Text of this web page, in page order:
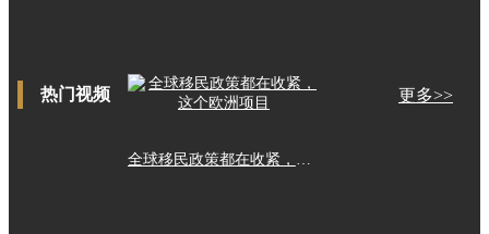
热门视频 更多>>
全球移民政策都在收紧，这个欧洲项目